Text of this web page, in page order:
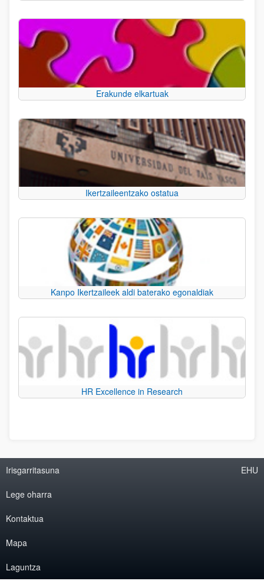
Erakunde elkartuak
Ikertzaileentzako ostatua
Kanpo Ikertzaileek aldi baterako egonaldiak
HR Excellence in Research
Irisgarritasuna
Lege oharra
Kontaktua
Mapa
Laguntza
EHU